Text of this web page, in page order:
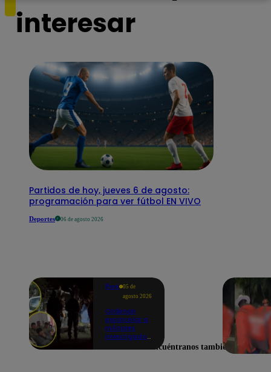
interesar
Partidos de hoy, jueves 6 de agosto:
programación para ver fútbol EN VIVO
Deportes 06 de agosto 2026
Perú
05 de
agosto 2026
Ordenan
excarcelar a
militares
investigados
Encuéntranos también en